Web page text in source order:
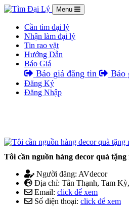
Menu
Cần tìm đại lý
Nhận làm đại lý
Tin rao vặt
Hướng Dẫn
Báo Giá
Báo giá đăng tin Báo
Đăng Ký
Đăng Nhập
Tôi cần nguồn hàng decor quà
Người đăng: AVdecor
Địa chỉ: Tân Thạnh, Tam
Email: click để xem
Số điện thoại: click để xem